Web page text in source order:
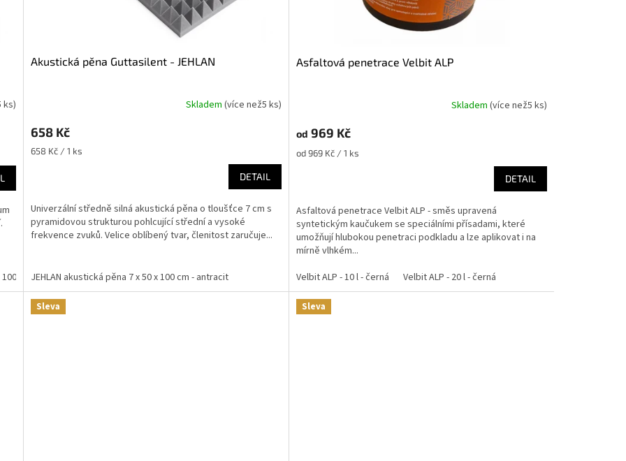
ks)
cm
Akustická pěna Guttasilent - JEHLAN
Skladem (více než5 ks)
658 Kč
Měrná
658 Kč / 1 ks
DETAIL
Univerzální středně silná akustická pěna o tloušťce 7 cm s
pyramidovou strukturou pohlcující střední a vysoké
frekvence zvuků. Velice oblíbený tvar, členitost zaručuje...
JEHLAN akustická pěna 7 x 50 x 100 cm - antracit
Asfaltová penetrace Velbit ALP
Skladem (více než5 ks)
od 969 Kč
Měrná
od 969 Kč / 1 ks
DETAIL
Asfaltová penetrace Velbit ALP - směs upravená
syntetickým kaučukem se speciálními přísadami, které
umožňují hlubokou penetraci podkladu a lze aplikovat i na
mírně vlhkém...
Velbit ALP - 10 l - černá
Velbit ALP - 20 l - černá
Sleva Sleva